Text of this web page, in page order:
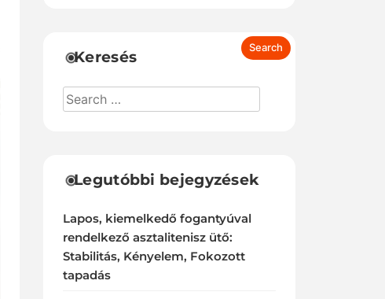
Keresés
Legutóbbi bejegyzések
Lapos, kiemelkedő fogantyúval
rendelkező asztalitenisz ütő:
Stabilitás, Kényelem, Fokozott
tapadás